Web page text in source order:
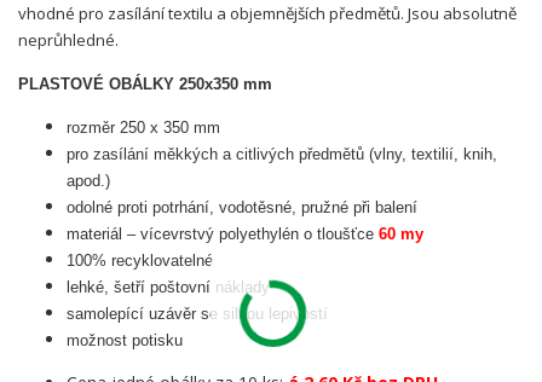
vhodné pro zasílání textilu a objemnějších předmětů. Jsou absolutně
neprůhledné.
PLASTOVÉ OBÁLKY 250x350 mm
rozměr 250 x 350 mm
pro zasílání měkkých a citlivých předmětů (vlny, textilií, knih,
apod.)
odolné proti potrhání, vodotěsné, pružné při balení
materiál – vícevrstvý polyethylén o tloušťce 60 my
100% recyklovatelné
lehké, šetří poštovní náklady
samolepící uzávěr se silnou lepivostí
možnost potisku